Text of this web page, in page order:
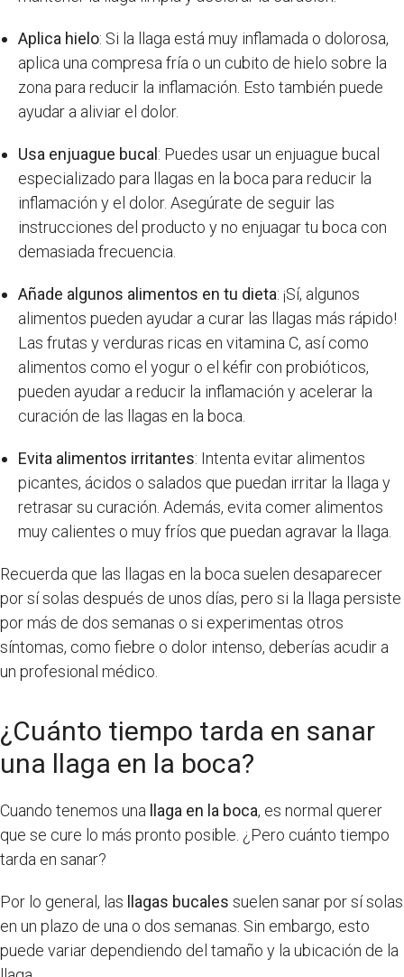
Aplica hielo: Si la llaga está muy inflamada o dolorosa,
aplica una compresa fría o un cubito de hielo sobre la
zona para reducir la inflamación. Esto también puede
ayudar a aliviar el dolor.
Usa enjuague bucal: Puedes usar un enjuague bucal
especializado para llagas en la boca para reducir la
inflamación y el dolor. Asegúrate de seguir las
instrucciones del producto y no enjuagar tu boca con
demasiada frecuencia.
Añade algunos alimentos en tu dieta: ¡Sí, algunos
alimentos pueden ayudar a curar las llagas más rápido!
Las frutas y verduras ricas en vitamina C, así como
alimentos como el yogur o el kéfir con probióticos,
pueden ayudar a reducir la inflamación y acelerar la
curación de las llagas en la boca.
Evita alimentos irritantes: Intenta evitar alimentos
picantes, ácidos o salados que puedan irritar la llaga y
retrasar su curación. Además, evita comer alimentos
muy calientes o muy fríos que puedan agravar la llaga.
Recuerda que las llagas en la boca suelen desaparecer
por sí solas después de unos días, pero si la llaga persiste
por más de dos semanas o si experimentas otros
síntomas, como fiebre o dolor intenso, deberías acudir a
un profesional médico.
¿Cuánto tiempo tarda en sanar
una llaga en la boca?
Cuando tenemos una llaga en la boca, es normal querer
que se cure lo más pronto posible. ¿Pero cuánto tiempo
tarda en sanar?
Por lo general, las llagas bucales suelen sanar por sí solas
en un plazo de una o dos semanas. Sin embargo, esto
puede variar dependiendo del tamaño y la ubicación de la